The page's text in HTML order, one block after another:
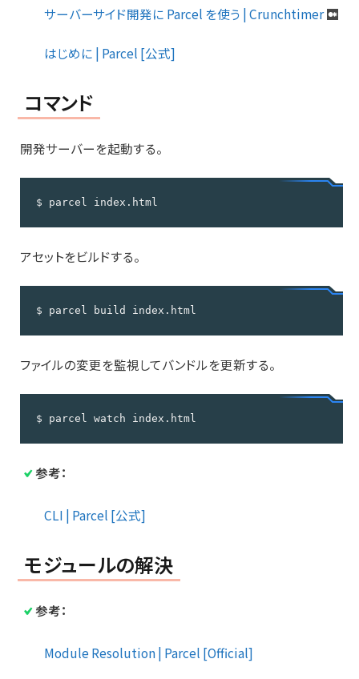
サーバーサイド開発に Parcel を使う | Crunchtimer
はじめに | Parcel [公式]
コマンド
開発サーバーを起動する。
$ parcel index.html
アセットをビルドする。
$ parcel build index.html
ファイルの変更を監視してバンドルを更新する。
$ parcel watch index.html
参考：
CLI | Parcel [公式]
モジュールの解決
参考：
Module Resolution | Parcel [Official]